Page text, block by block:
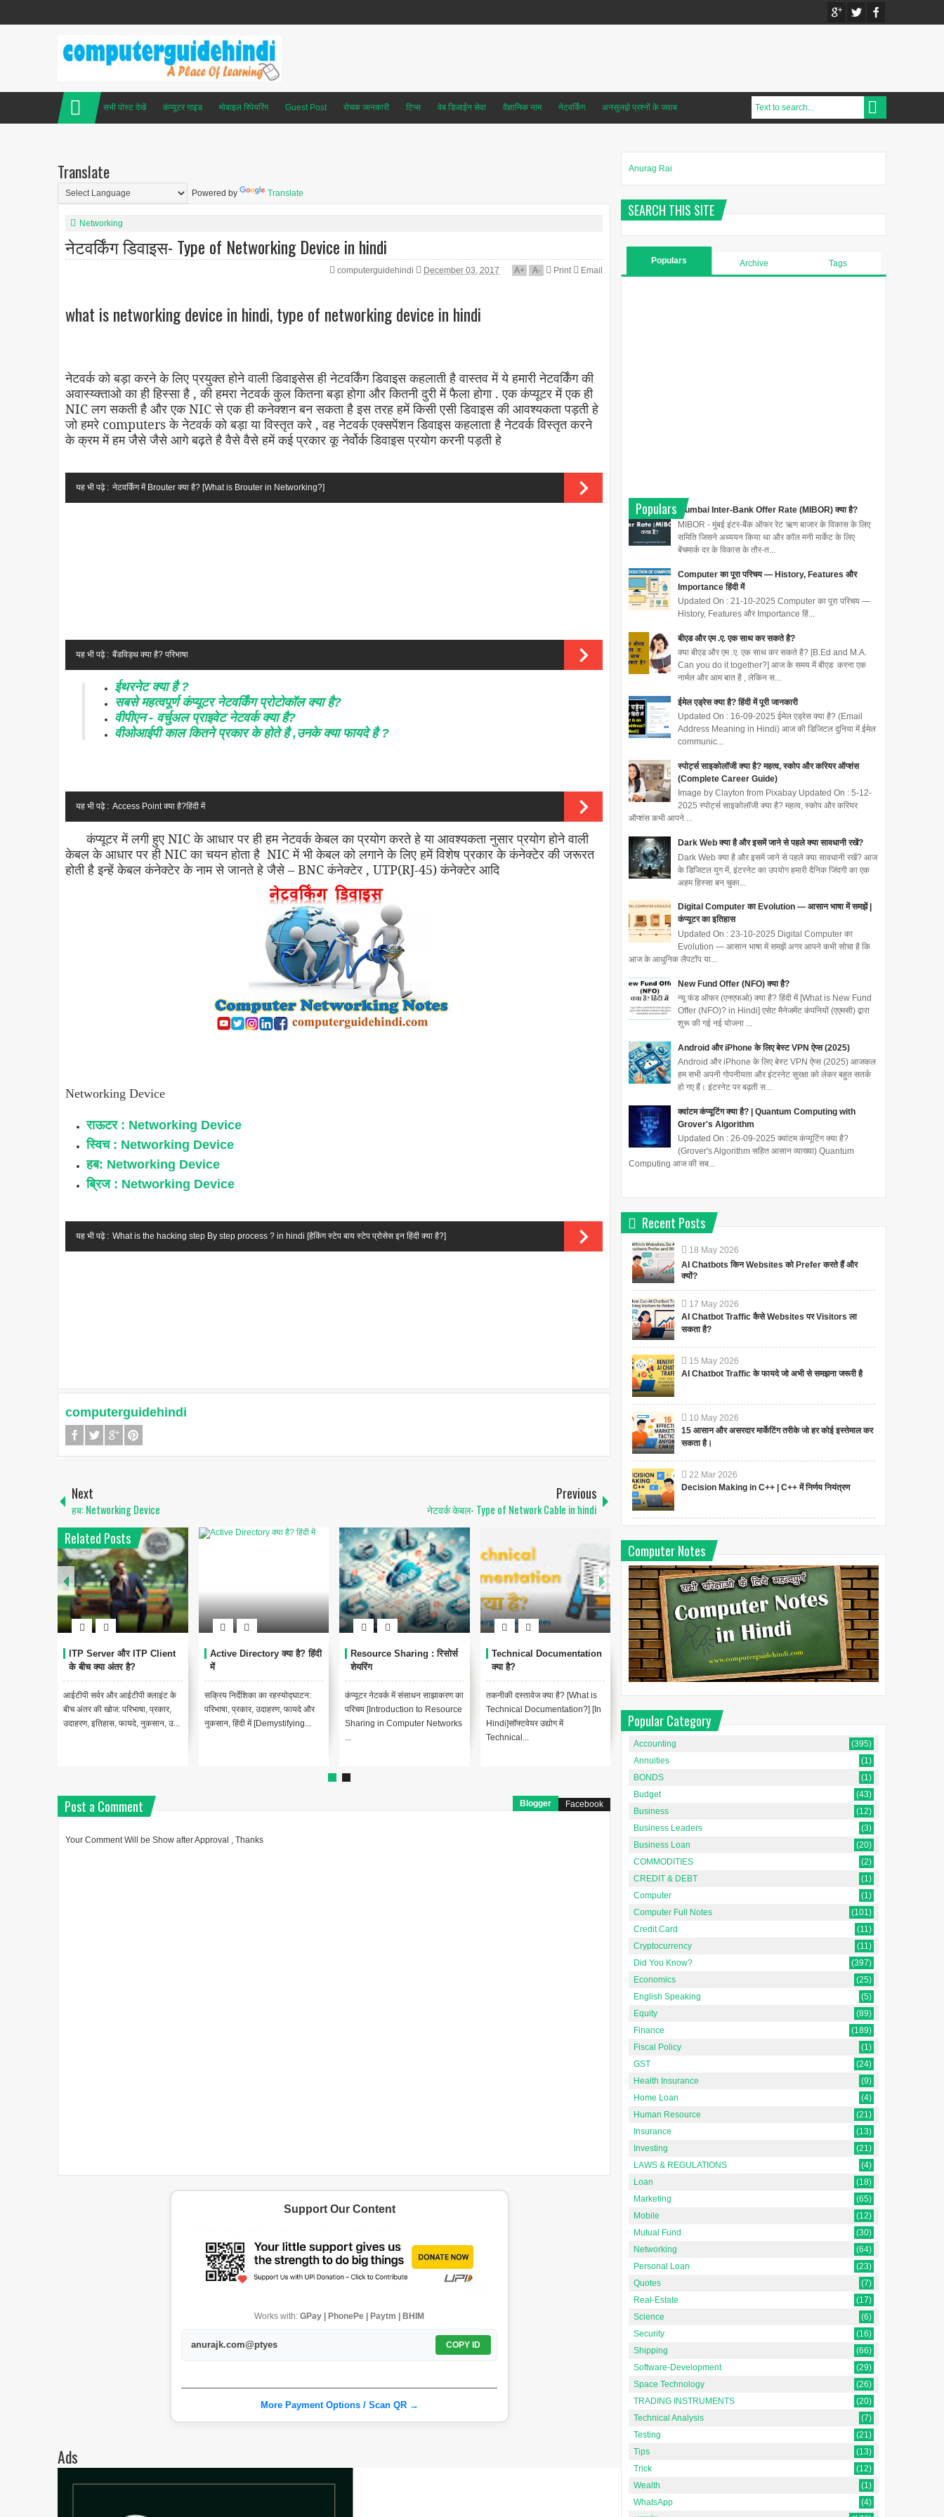
सभी पोस्ट देखें कंप्यूटर गाइड मोबाइल रिपेयरिंग Guest Post रोचक जानकारी टिप्स वेब डिजाईन सेवा वैज्ञानिक नाम नेटवर्किंग अनसुलझे प्रश्नों के जवाब
Translate
Powered by Translate
Networking
नेटवर्किंग डिवाइस- Type of Networking Device in hindi
computerguidehindi December 03, 2017 A+ A- Print Email
what is networking device in hindi, type of networking device in hindi
नेटवर्क को बड़ा करने के लिए प्रयुक्त होने वाली डिवाइसेस ही नेटवर्किंग डिवाइस कहलाती है वास्तव में ये हमारी नेटवर्किंग की
अवास्य्क्ताओ का ही हिस्सा है , की हमरा नेटवर्क कुल कितना बड़ा होगा और कितनी दुरी में फैला होगा . एक कंप्यूटर में एक ही
NIC लग सकती है और एक NIC से एक ही कनेक्शन बन सकता है इस तरह हमें किसी एसी डिवाइस की आवश्यकता पड़ती हे
जो हमरे computers के नेटवर्क को बड़ा या विस्तृत करे , वह नेटवर्क एक्सपेंशन डिवाइस कहलाता है नेटवर्क विस्तृत करने
के क्रम में हम जैसे जैसे आगे बढ़ते है वैसे वैसे हमें कई प्रकार कू नेर्वोर्क डिवाइस प्रयोग करनी पड़ती हे
यह भी पढ़े : नेटवर्किंग में Brouter क्या है? [What is Brouter in Networking?]
यह भी पढ़े : बैंडविड्थ क्या है? परिभाषा
ईथरनेट क्या है?
सबसे महत्वपूर्ण कंप्यूटर नेटवर्किंग प्रोटोकॉल क्या है?
वीपीएन- वर्चुअल प्राइवेट नेटवर्क क्या है?
वीओआईपी काल कितने प्रकार के होते है,उनके क्या फायदे है?
यह भी पढ़े : Access Point क्या है?हिंदी में
कंप्यूटर में लगी हुए NIC के आधार पर ही हम नेटवर्क केबल का प्रयोग करते हे या आवश्यकता नुसार प्रयोग होने वाली
केबल के आधार पर ही NIC का चयन होता है NIC में भी केबल को लगाने के लिए हमें विशेष प्रकार के कंनेक्टेर की जरूरत
होती है इन्हें केबल कंनेक्टेर के नाम से जानते हे जैसे – BNC कंनेक्टेर , UTP(RJ-45) कंनेक्टेर आदि
Networking Device
राऊटर : Networking Device
स्विच : Networking Device
हब: Networking Device
ब्रिज : Networking Device
यह भी पढ़े : What is the hacking step By step process ? in hindi [हैकिंग स्टेप बाय स्टेप प्रोसेस इन हिंदी क्या है?]
computerguidehindi
Next
हब: Networking Device
Previous
नेटवर्क केबल- Type of Network Cable in hindi
Related Posts
Resource Sharing : रिसोर्स
शेयरिंग
कंप्यूटर नेटवर्क में संसाधन साझाकरण का
परिचय [Introduction to Resource
Sharing in Computer Networks
Technical Documentation
तकनीकी दस्तावेज क्या है? [What is
Technical Documentation?] [In
Hindi]सॉफ्टवेयर उद्योग में
Cloud Engineer बनने के लिए
Skills क्या हैं ?
क्लाउड इंजीनियर बनने के लिए कौशल
क्या हैं ? [What Are The Skills to
Become a Cloud Engineer ?]
कौन सी नौकरी अच्छी है?
Networking या Cloud
Computing
कौन सी नौकरी अच्छा है? नेटवर्किंग या
क्लाउड कंप्यूटिंग [Which is best for
job networking o...
Post a Comment Blogger Facebook
Your Comment Will be Show after Approval , Thanks
Support Our Content
Works with:GPay | PhonePe | Paytm | BHIM
anurajk.com@ptyes COPY ID
More Payment Options / Scan QR →
Ads
Anurag Rai
SEARCH THIS SITE
Populars Archive Tags
Populars
Mumbai Inter-Bank Offer Rate (MIBOR) क्या है?
MIBOR - मुंबई इंटर-बैंक ऑफर रेट ऋण बाजार के विकास के लिए
समिति जिसने अध्ययन किया था और कॉल मनी मार्केट के लिए
बेंचमार्क दर के विकास के तौर-त...
Computer का पूरा परिचय — History, Features और
Importance हिंदी में
Updated On : 21-10-2025 Computer का पूरा परिचय —
History, Features और Importance हिं...
बीएड और एम .ए. एक साथ कर सकते है?
क्या बीएड और एम .ए. एक साथ कर सकते है? [B.Ed and M.A.
Can you do it together?] आज के समय में बीएड करना एक
नार्मल और आम बात है , लेकिन स...
ईमेल एड्रेस क्या है? हिंदी में पूरी जानकारी
Updated On : 16-09-2025 ईमेल एड्रेस क्या है? (Email
Address Meaning in Hindi) आज की डिजिटल दुनिया में ईमेल
communic...
स्पोर्ट्स साइकोलॉजी क्या है? महत्व, स्कोप और करियर ऑप्शंस
(Complete Career Guide)
Image by Clayton from Pixabay Updated On : 5-12-
2025 स्पोर्ट्स साइकोलॉजी क्या है? महत्व, स्कोप और करियर
ऑप्शंस कभी आपने ...
Dark Web क्या है और इसमें जाने से पहले क्या सावधानी रखें?
Dark Web क्या है और इसमें जाने से पहले क्या सावधानी रखें? आज
के डिजिटल युग में, इंटरनेट का उपयोग हमारी दैनिक जिंदगी का एक
अहम हिस्सा बन चुका...
Digital Computer का Evolution — आसान भाषा में समझें |
कंप्यूटर का इतिहास
Updated On : 23-10-2025 Digital Computer का
Evolution — आसान भाषा में समझें अगर आपने कभी सोचा है कि
आज के आधुनिक लैपटॉप या...
New Fund Offer (NFO) क्या है?
न्यू फंड ऑफर (एनएफओ) क्या है? हिंदी में [What is New Fund
Offer (NFO)? in Hindi] एसेट मैनेजमेंट कंपनियों (एएमसी) द्वारा
शुरू की गई नई योजना ...
Android और iPhone के लिए बेस्ट VPN ऐप्स (2025)
Android और iPhone के लिए बेस्ट VPN ऐप्स (2025) आजकल
हम सभी अपनी गोपनीयता और इंटरनेट सुरक्षा को लेकर बहुत सतर्क
हो गए हैं। इंटरनेट पर बढ़ती स...
क्वांटम कंप्यूटिंग क्या है? | Quantum Computing with
Grover's Algorithm
Updated On : 26-09-2025 क्वांटम कंप्यूटिंग क्या है?
(Grover's Algorithm सहित आसान व्याख्या) Quantum
Computing आज की सब...
Recent Posts
18 May 2026
AI Chatbots किन Websites को Prefer करते हैं और
क्यों?
17 May 2026
AI Chatbot Traffic कैसे Websites पर Visitors ला
सकता है?
15 May 2026
AI Chatbot Traffic के फायदे जो अभी से समझना जरूरी है
10 May 2026
15 आसान और असरदार मार्केटिंग तरीके जो हर कोई इस्तेमाल कर
सकता है।
22 Mar 2026
Decision Making in C++ | C++ में निर्णय नियंत्रण
Computer Notes
Popular Category
Accounting
(395)
Annuities
(1)
BONDS
(1)
Budget
(43)
Business
(12)
Business Leaders
(3)
Business Loan
(20)
COMMODITIES
(2)
CREDIT & DEBT
(1)
Computer
(1)
Computer Full Notes
(101)
Credit Card
(11)
Cryptocurrency
(11)
Did You Know?
(397)
Economics
(25)
English Speaking
(5)
Equity
(89)
Finance
(189)
Fiscal Policy
(1)
GST
(24)
Health Insurance
(9)
Home Loan
(4)
Human Resource
(21)
Insurance
(13)
Investing
(21)
LAWS & REGULATIONS
(4)
Loan
(18)
Marketing
(65)
Mobile
(12)
Mutual Fund
(30)
Networking
(64)
Personal Loan
(23)
Quotes
(7)
Real-Estate
(17)
Science
(6)
Security
(16)
Shipping
(66)
Software-Development
(29)
Space Technology
(26)
TRADING INSTRUMENTS
(20)
Technical Analysis
(7)
Testing
(21)
Tips
(13)
Trick
(12)
Wealth
(1)
WhatsApp
(4)